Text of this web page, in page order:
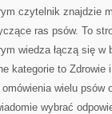
czytelnik znajdzie
ras psów. To
wiedza łączą się w
kategorie to
wielu psów
wybrać